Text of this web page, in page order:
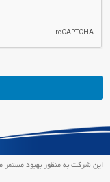
قسمت
نباید
خالی
این شرکت به منظور بهبود مستمر